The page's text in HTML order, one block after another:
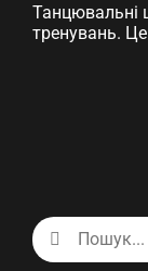
Танцювальні
тренувань.
Search
for: